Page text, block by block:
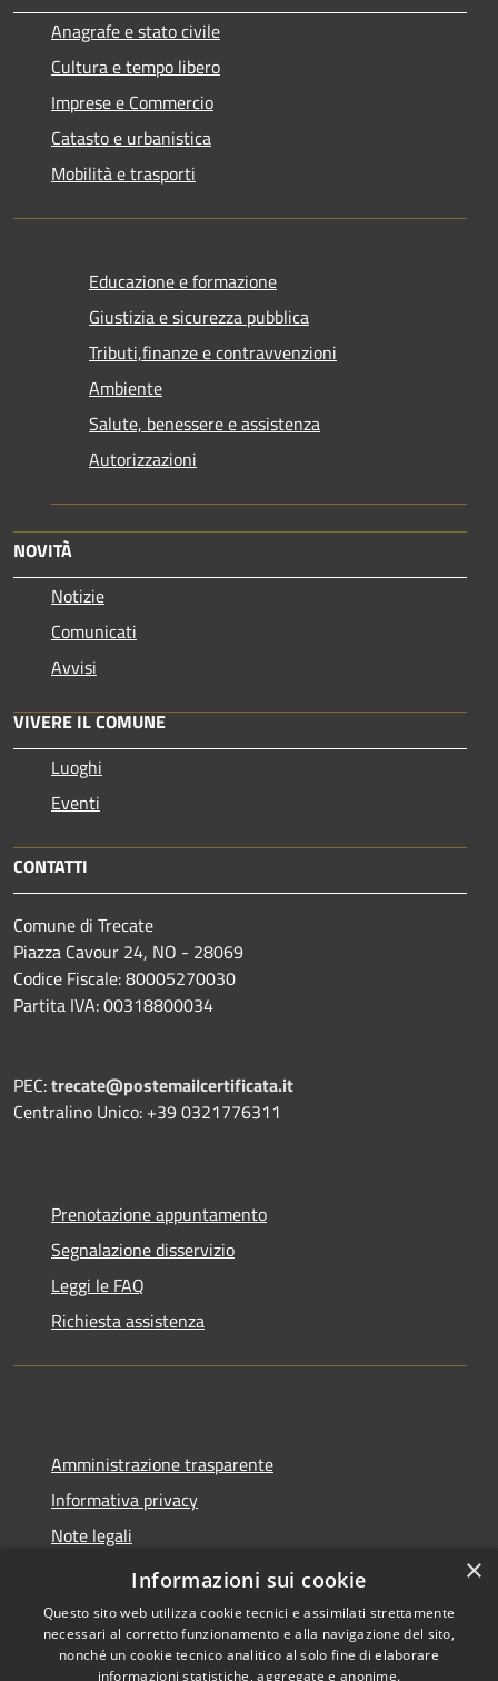
Anagrafe e stato civile
Cultura e tempo libero
Imprese e Commercio
Catasto e urbanistica
Mobilità e trasporti
Educazione e formazione
Giustizia e sicurezza pubblica
Tributi,finanze e contravvenzioni
Ambiente
Salute, benessere e assistenza
Autorizzazioni
NOVITÀ
Notizie
Comunicati
Avvisi
VIVERE IL COMUNE
Luoghi
Eventi
CONTATTI
Comune di Trecate
Piazza Cavour 24, NO - 28069
Codice Fiscale: 80005270030
Partita IVA: 00318800034
PEC:trecate@postemailcertificata.it
Centralino Unico: +39 0321776311
Prenotazione appuntamento
Segnalazione disservizio
Leggi le FAQ
Richiesta assistenza
Amministrazione trasparente
Informativa privacy
Note legali
Dichiarazione di accessibilità
×
Informazioni sui cookie
Questo sito web utilizza cookie tecnici e assimilati strettamente
necessari al corretto funzionamento e alla navigazione del sito,
nonché un cookie tecnico analitico al solo fine di elaborare
informazioni statistiche, aggregate e anonime.